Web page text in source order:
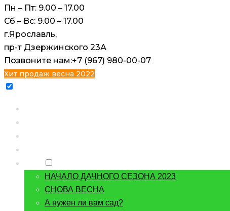
Пн – Пт: 9.00 – 17.00
Сб – Вс: 9.00 – 17.00
г.Ярославль,
пр-т Дзержинского 23А
Позвоните нам:+7 (967) 980-00-07
Хит продаж весна 2022
НАЧАЛО ДАЧНОГО СЕЗОНА 2023
СНОВА ВЕСНА
А нужен ли вам сад?